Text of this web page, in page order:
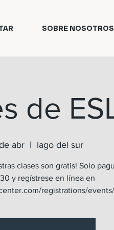
SOBRE NOSOTROS
de
abr
  |
lago del sur
clases son gratis! Solo
y regístrese en línea en
registrations/events/